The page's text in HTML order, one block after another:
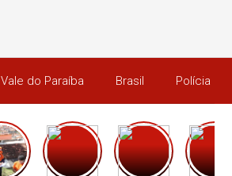
Vale do Paraíba Brasil Polícia